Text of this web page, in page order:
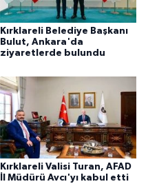
Kırklareli Belediye Başkanı
Bulut, Ankara'da
ziyaretlerde bulundu
Kırklareli Valisi Turan, AFAD
İl Müdürü Avcı'yı kabul etti